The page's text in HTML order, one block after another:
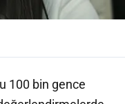
100 bin gence